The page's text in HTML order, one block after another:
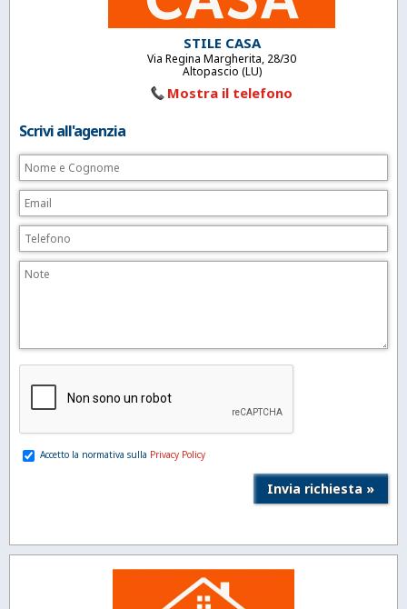
STILE CASA
Via Regina Margherita, 28/30
Altopascio (LU)
Mostra il telefono
Scrivi all'agenzia
Accetto la normativa sulla Privacy Policy